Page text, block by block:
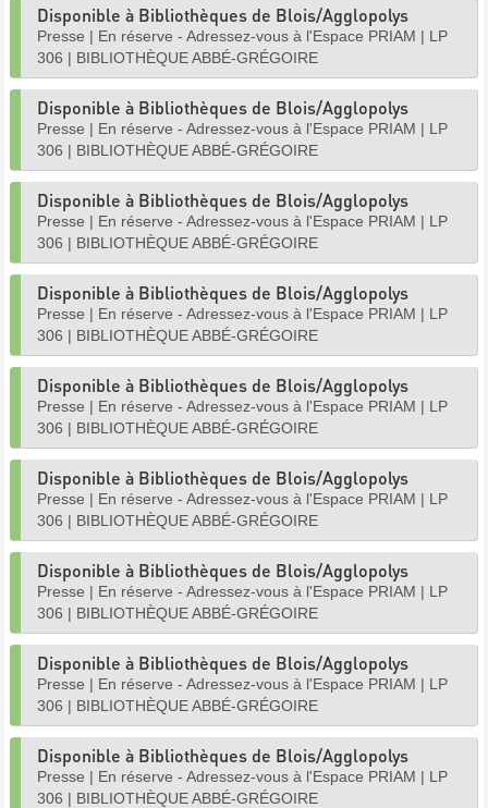
Disponible à Bibliothèques de Blois/Agglopolys
Presse | En réserve - Adressez-vous à l'Espace PRIAM | LP
306 | BIBLIOTHÈQUE ABBÉ-GRÉGOIRE
Disponible à Bibliothèques de Blois/Agglopolys
Presse | En réserve - Adressez-vous à l'Espace PRIAM | LP
306 | BIBLIOTHÈQUE ABBÉ-GRÉGOIRE
Disponible à Bibliothèques de Blois/Agglopolys
Presse | En réserve - Adressez-vous à l'Espace PRIAM | LP
306 | BIBLIOTHÈQUE ABBÉ-GRÉGOIRE
Disponible à Bibliothèques de Blois/Agglopolys
Presse | En réserve - Adressez-vous à l'Espace PRIAM | LP
306 | BIBLIOTHÈQUE ABBÉ-GRÉGOIRE
Disponible à Bibliothèques de Blois/Agglopolys
Presse | En réserve - Adressez-vous à l'Espace PRIAM | LP
306 | BIBLIOTHÈQUE ABBÉ-GRÉGOIRE
Disponible à Bibliothèques de Blois/Agglopolys
Presse | En réserve - Adressez-vous à l'Espace PRIAM | LP
306 | BIBLIOTHÈQUE ABBÉ-GRÉGOIRE
Disponible à Bibliothèques de Blois/Agglopolys
Presse | En réserve - Adressez-vous à l'Espace PRIAM | LP
306 | BIBLIOTHÈQUE ABBÉ-GRÉGOIRE
Disponible à Bibliothèques de Blois/Agglopolys
Presse | En réserve - Adressez-vous à l'Espace PRIAM | LP
306 | BIBLIOTHÈQUE ABBÉ-GRÉGOIRE
Disponible à Bibliothèques de Blois/Agglopolys
Presse | En réserve - Adressez-vous à l'Espace PRIAM | LP
306 | BIBLIOTHÈQUE ABBÉ-GRÉGOIRE